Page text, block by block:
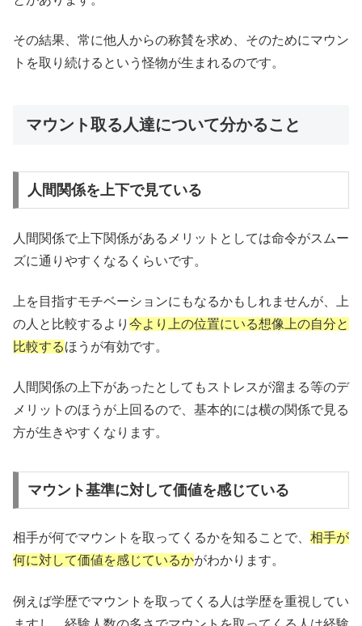
その結果、常に他人からの称賛を求め、そのためにマウン
トを取り続けるという怪物が生まれるのです。
マウント取る人達について分かること
人間関係を上下で見ている
人間関係で上下関係があるメリットとしては命令がスムー
ズに通りやすくなるくらいです。
上を目指すモチベーションにもなるかもしれませんが、上
の人と比較するより 今より上の位置にいる想像上の自分と
比較するほうが有効です。
人間関係の上下があったとしてもストレスが溜まる等のデ
メリットのほうが上回るので、基本的には横の関係で見る
方が生きやすくなります。
マウント基準に対して価値を感じている
相手が何でマウントを取ってくるかを知ることで、 相手が
何に対して価値を感じているかがわかります。
例えば学歴でマウントを取ってくる人は学歴を重視してい